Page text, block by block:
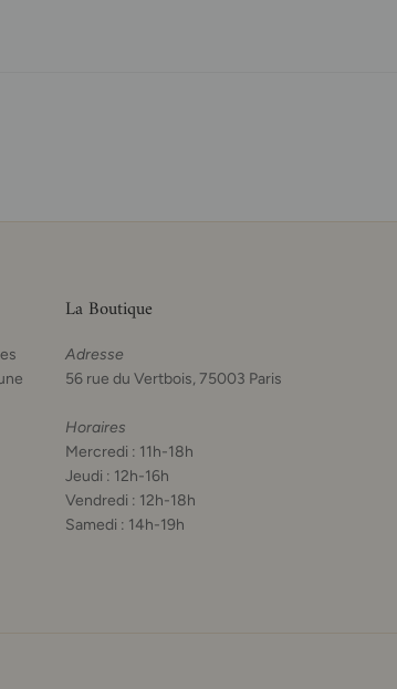
La Boutique
Adresse
56 rue du Vertbois, 75003 Paris
Horaires
Mercredi : 11h-18h
Jeudi : 12h-16h
Vendredi : 12h-18h
Samedi : 14h-19h